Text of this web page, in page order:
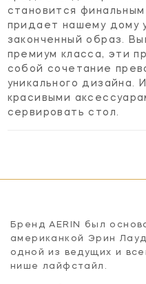
становится
придает нашему дому
законченный образ.
премиум класса, эти
собой сочетание
уникального дизайна.
красивыми
сервировать стол.
Бренд AERIN был
американкой Эрин
одной из ведущих и
нише лайфстайл.